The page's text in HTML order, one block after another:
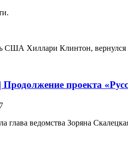
США Хиллари Клинтон, вернулся
проекта
ведомства Зоряна